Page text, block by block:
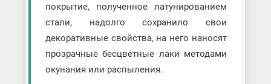
покрытие, полученное латунированием
стали, надолго сохранило свои
декоративные свойства, на него наносят
прозрачные бесцветные лаки методами
окунания или распыления.